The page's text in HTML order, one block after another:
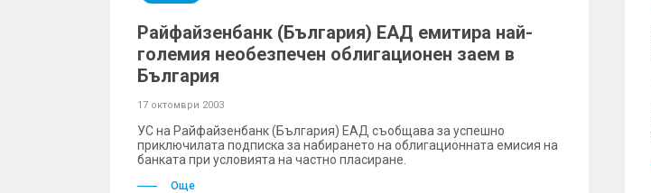
Райфайзенбанк (България) ЕАД емитира най-
големия необезпечен облигационен заем в
България
17 октомври 2003
УС на Райфайзенбанк (България) ЕАД съобщава за успешно
приключилата подписка за набирането на облигационната емисия на
банката при условията на частно пласиране.
Още